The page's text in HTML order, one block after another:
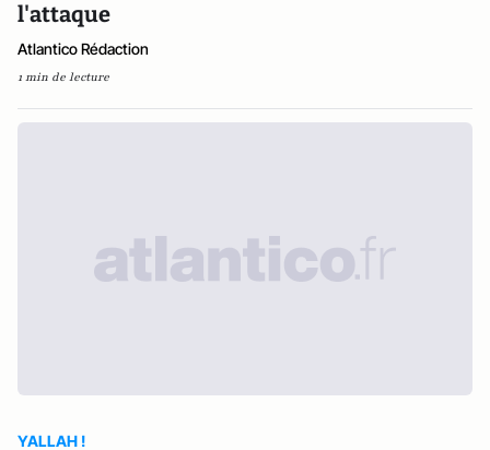
l'attaque
Atlantico Rédaction
1 min de lecture
YALLAH !